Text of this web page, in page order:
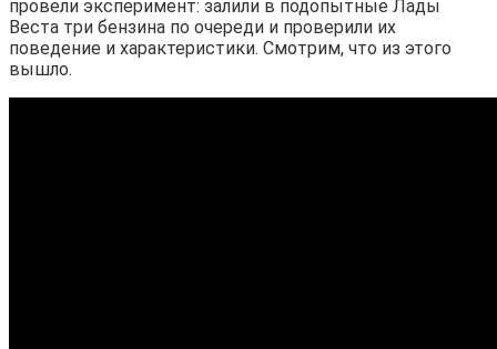
провели эксперимент: залили в подопытные Лады
Веста три бензина по очереди и проверили их
поведение и характеристики. Смотрим, что из этого
вышло.